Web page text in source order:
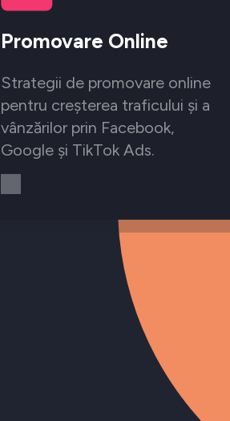
Promovare Online
Strategii de promovare online
pentru creșterea traficului și a
vânzărilor prin Facebook,
Google și TikTok Ads.